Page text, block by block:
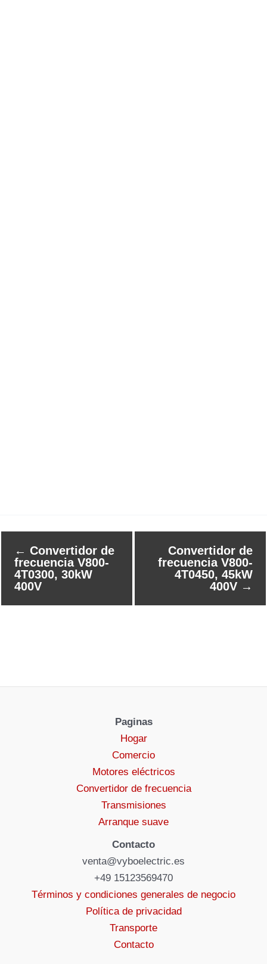
← Convertidor de
frecuencia V800-
4T0300, 30kW
400V
Convertidor de
frecuencia V800-
4T0450, 45kW
400V →
Paginas
Hogar
Comercio
Motores eléctricos
Convertidor de frecuencia
Transmisiones
Arranque suave
Contacto
venta@vyboelectric.es
+49 15123569470
Términos y condiciones generales de negocio
Política de privacidad
Transporte
Contacto